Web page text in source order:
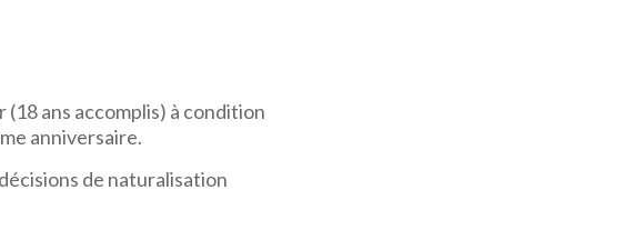
(18 ans accomplis) à condition
anniversaire.
de naturalisation